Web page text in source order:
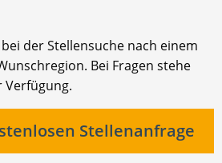
der Stellensuche nach einem
Bei Fragen stehe
Verfügung.
Stellenanfrage